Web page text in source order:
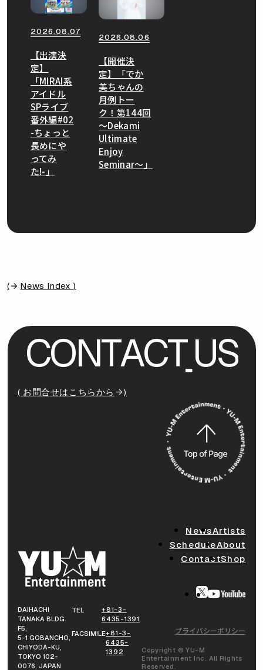
2026.08.07
【出演決
定】
「MIRAI系
アイドル
SPライブ
番外編#02
-ちょっと
長めにや
ってみ
た!-」
2026.08.06
【開催決
定】「でか
美ちゃんの
月例トー
ク！第144回
〜Dekami
Ultimate
Enjoy
Seminar〜」
( News Index )
CONTACT US
( お問合せはこちらから )
DAIHACHI
TANAKA BLDG.
F5,
5-1 GOBANCHO,
CHIYODA-KU,
TOKYO 102-
0076, JAPAN
TEL
+81-3-
6435-1391
FACSIMILE+81-3-
6435-
1392
NewsArtists
ScheduleAbout
ContactShop
プライバシーポリシー
Copyright © YU-M
Entertainment Inc. All Rights
Reserved.